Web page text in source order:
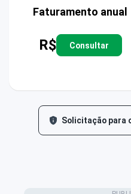
Faturamento anual
R$ Consultar
Solicitação para